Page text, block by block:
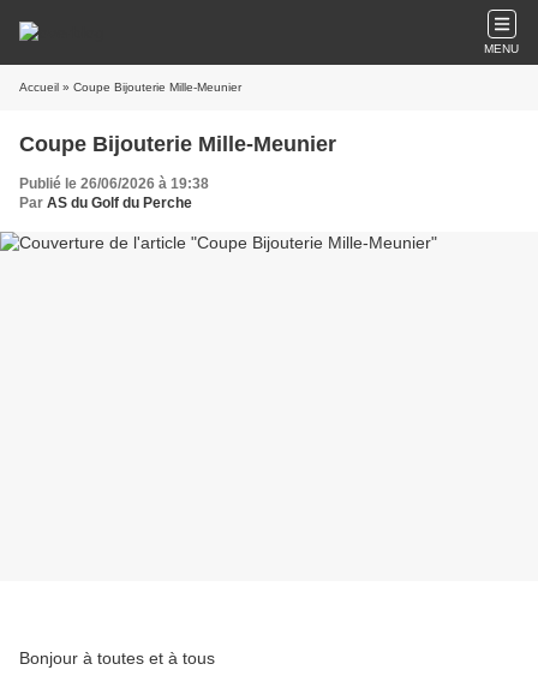
MENU
Accueil » Coupe Bijouterie Mille-Meunier
Coupe Bijouterie Mille-Meunier
Publié le 26/06/2026 à 19:38
Par AS du Golf du Perche
Bonjour à toutes et à tous